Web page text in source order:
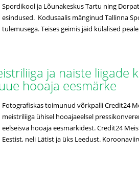
Spordikool ja Lõunakeskus Tartu ning
esindused. Kodusaalis mänginud Tallinna
tulemusega. Teises geimis jäid külalised
ja naiste liigade
hooaja eesmärke
Fotografiskas toimunud võrkpalli Credit24
meistriliiga ühisel hooajaeelsel
eelseisva hooaja eesmärkidest. Credit24
Eestist, neli Lätist ja üks Leedust.